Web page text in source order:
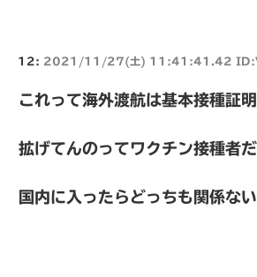
12: 2021/11/27(土) 11:41:41.42
これって海外渡航は基本接種証
拡げてんのってワクチン接種者
国内に入ったらどっちも関係な